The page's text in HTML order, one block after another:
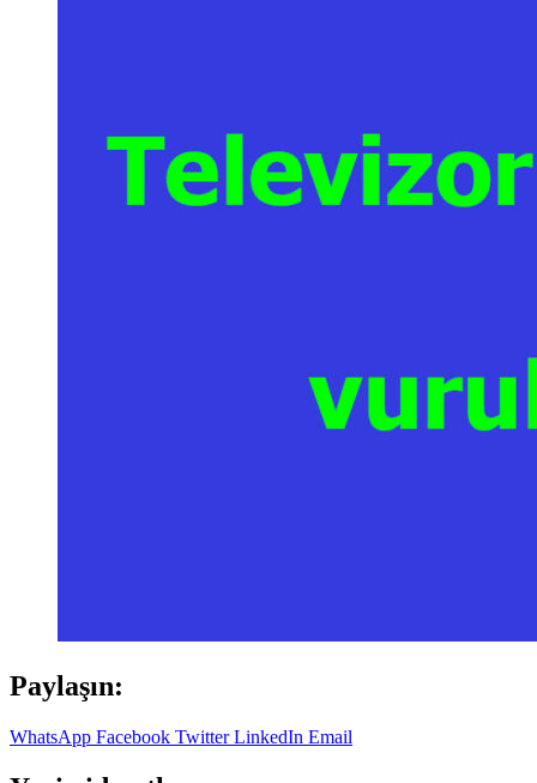
Paylaşın:
WhatsApp Facebook TwitterLinkedIn Email